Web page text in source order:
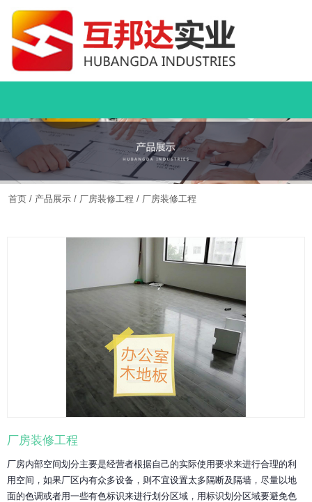
首页 / 产品展示 / 厂房装修工程 / 厂房装修工程
厂房装修工程
厂房内部空间划分主要是经营者根据自己的实际使用要求来进行合理的利
用空间，如果厂区内有众多设备，则不宜设置太多隔断及隔墙，尽量以地
面的色调或者用一些有色标识来进行划分区域，用标识划分区域要避免色